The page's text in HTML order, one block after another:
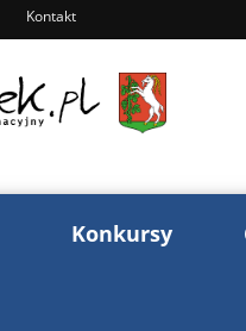
Kontakt
Konkursy